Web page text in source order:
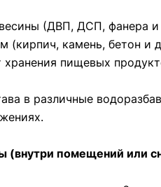
(ДВП, ДСП, фанера и
(кирпич, камень, бетон и
пищевых
в различные
(внутри помещений или